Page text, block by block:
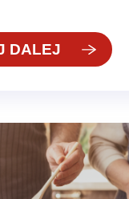
DALEJ